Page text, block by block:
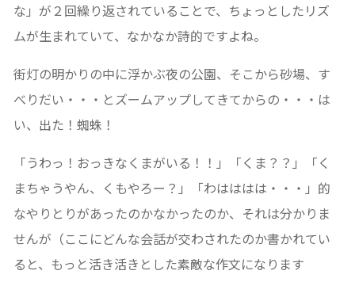
な」が２回繰り返されていることで、ちょっとしたリズ
ムが生まれていて、なかなか詩的ですよね。
街灯の明かりの中に浮かぶ夜の公園、そこから砂場、す
べりだい・・・とズームアップしてきてからの・・・は
い、出た！蜘蛛！
「うわっ！おっきなくまがいる！！」「くま？？」「く
まちゃうやん、くもやろー？」「わはははは・・・」的
なやりとりがあったのかなかったのか、それは分かりま
せんが（ここにどんな会話が交わされたのか書かれてい
ると、もっと活き活きとした素敵な作文になります